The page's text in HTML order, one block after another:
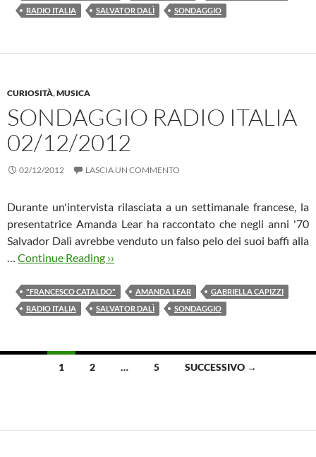
RADIO ITALIA SALVATOR DALÌ SONDAGGIO
CURIOSITÀ,MUSICA
SONDAGGIO RADIO ITALIA
02/12/2012
02/12/2012 LASCIA UN COMMENTO
Durante un'intervista rilasciata a un settimanale francese, la
presentatrice Amanda Lear ha raccontato che negli anni '70
Salvador Dalì avrebbe venduto un falso pelo dei suoi baffi alla
… Continue Reading ››
"FRANCESCO CATALDO" AMANDA LEAR
GABRIELLA CAPIZZI
RADIO ITALIA
SALVATOR DALÌ SONDAGGIO
Navigazione
1 2 … 5 SUCCESSIVO →